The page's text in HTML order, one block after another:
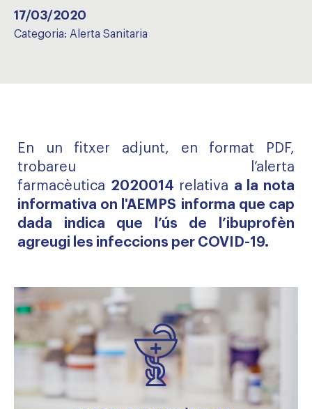
17/03/2020
Categoria: Alerta Sanitaria
En un fitxer adjunt, en format PDF,
trobareu l’alerta
farmacèutica 2020014 relativa a la nota
informativa on l'AEMPS informa que cap
dada indica que l’ús de l’ibuprofèn
agreugi les infeccions per COVID-19.